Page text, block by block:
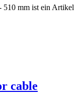
510 mm ist ein Artikel
cable